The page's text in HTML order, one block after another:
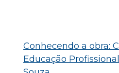
Conhecendo a obra:
Educação